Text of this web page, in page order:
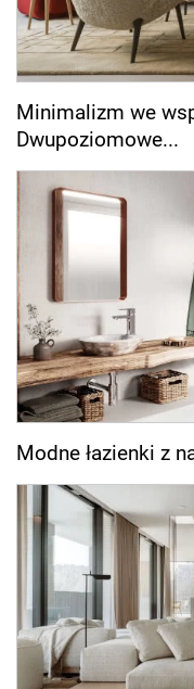
Minimalizm we
Dwupoziomowe...
Modne łazienki z